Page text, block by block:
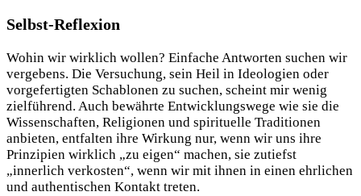
Selbst-Reflexion
Wohin wir wirklich wollen? Einfache Antworten suchen wir
vergebens. Die Versuchung, sein Heil in Ideologien oder
vorgefertigten Schablonen zu suchen, scheint mir wenig
zielführend. Auch bewährte Entwicklungswege wie sie die
Wissenschaften, Religionen und spirituelle Traditionen
anbieten, entfalten ihre Wirkung nur, wenn wir uns ihre
Prinzipien wirklich „zu eigen“ machen, sie zutiefst
„innerlich verkosten“, wenn wir mit ihnen in einen ehrlichen
und authentischen Kontakt treten.